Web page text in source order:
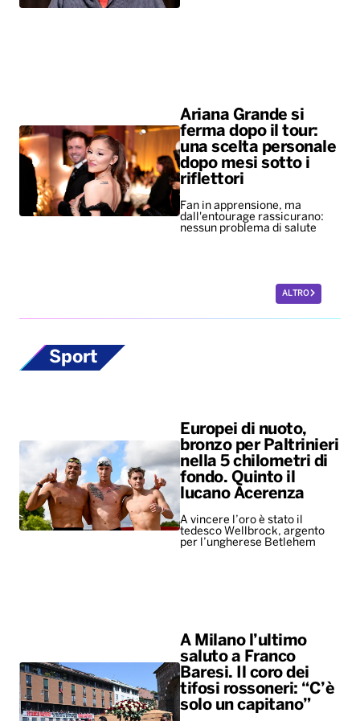
Ariana Grande si
ferma dopo il tour:
una scelta personale
dopo mesi sotto i
riflettori
Fan in apprensione, ma
dall'entourage rassicurano:
nessun problema di salute
ALTRO
Sport
Europei di nuoto,
bronzo per Paltrinieri
nella 5 chilometri di
fondo. Quinto il
lucano Acerenza
A vincere l’oro è stato il
tedesco Wellbrock, argento
per l’ungherese Betlehem
A Milano l’ultimo
saluto a Franco
Baresi. Il coro dei
tifosi rossoneri: “C’è
solo un capitano”